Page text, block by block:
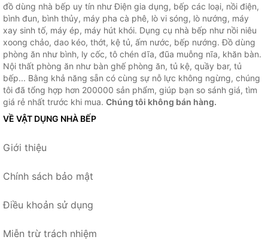
đồ dùng nhà bếp uy tín như Điện gia dụng, bếp các loại, nồi điện,
bình đun, bình thủy, máy pha cà phê, lò vi sóng, lò nướng, máy
xay sinh tố, máy ép, máy hút khói. Dụng cụ nhà bếp như nồi niêu
xoong chảo, dao kéo, thớt, kệ tủ, ấm nước, bếp nướng. Đồ dùng
phòng ăn như bình, ly cốc, tô chén dĩa, đũa muỗng nĩa, khăn bàn.
Nội thất phòng ăn như bàn ghế phòng ăn, tủ kệ, quầy bar, tủ
bếp... Bằng khả năng sẵn có cùng sự nỗ lực không ngừng, chúng
tôi đã tổng hợp hơn 200000 sản phẩm, giúp bạn so sánh giá, tìm
giá rẻ nhất trước khi mua. Chúng tôi không bán hàng.
VỀ VẬT DỤNG NHÀ BẾP
Giới thiệu
Chính sách bảo mật
Điều khoản sử dụng
Miễn trừ trách nhiệm